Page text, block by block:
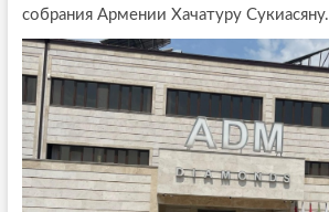
собрания Армении Хачатуру Сукиасяну.